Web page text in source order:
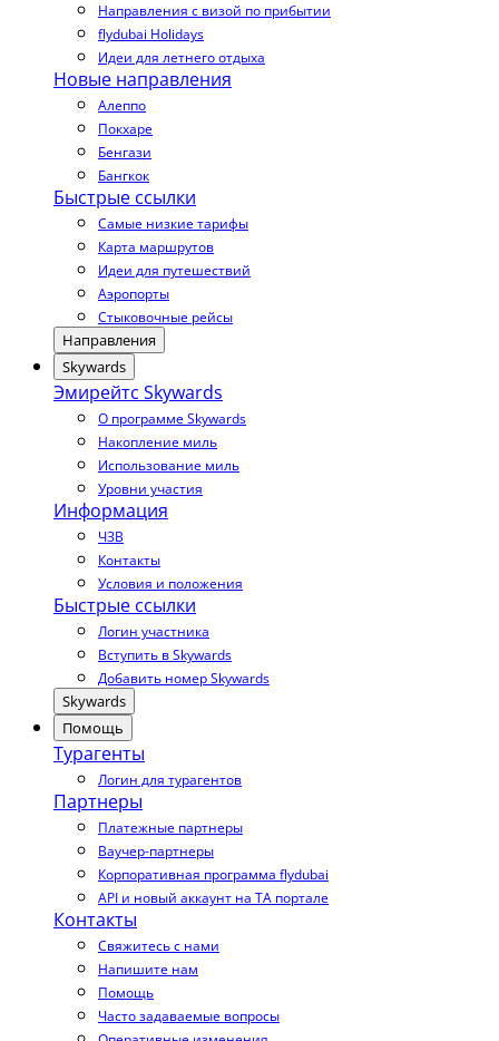
Направления с визой по прибытии
flydubai Holidays
Идеи для летнего отдыха
Новые направления
Алеппо
Покхаре
Бенгази
Бангкок
Быстрые ссылки
Самые низкие тарифы
Карта маршрутов
Идеи для путешествий
Аэропорты
Стыковочные рейсы
Направления
Skywards
Эмирейтс Skywards
О программе Skywards
Накопление миль
Использование миль
Уровни участия
Информация
ЧЗВ
Контакты
Условия и положения
Быстрые ссылки
Логин участника
Вступить в Skywards
Добавить номер Skywards
Skywards
Помощь
Турагенты
Логин для турагентов
Партнеры
Платежные партнеры
Ваучер-партнеры
Корпоративная программа flydubai
API и новый аккаунт на TA портале
Контакты
Свяжитесь с нами
Напишите нам
Помощь
Часто задаваемые вопросы